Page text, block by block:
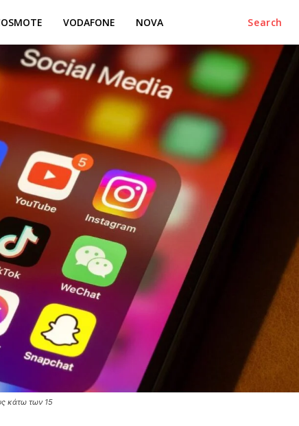
VODAFONE NOVA Search
κάτω των 15